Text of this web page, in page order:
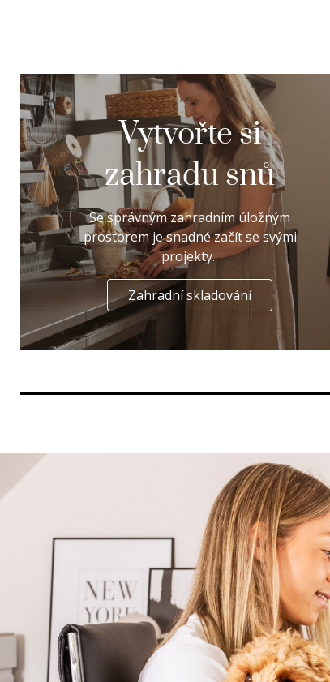
Vytvořte si
zahradu snů
Se správným zahradním úložným
prostorem je snadné začít se svými
projekty.
Zahradní skladování